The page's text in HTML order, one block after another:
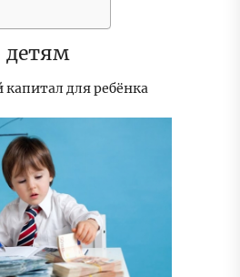
капитал для ребёнка